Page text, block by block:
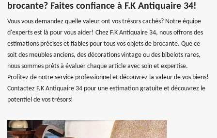
brocante? Faites confiance à F.K Antiquaire 34!
Vous vous demandez quelle valeur ont vos trésors cachés? Notre équipe
d'experts est là pour vous aider! Chez F.K Antiquaire 34, nous offrons des
estimations précises et fiables pour tous vos objets de brocante. Que ce
soit des meubles anciens, des décorations vintage ou des bibelots rares,
nous sommes prêts à évaluer chaque article avec soin et expertise.
Profitez de notre service professionnel et découvrez la valeur de vos biens!
Contactez F.K Antiquaire 34 pour une estimation gratuite et découvrez le
potentiel de vos trésors!